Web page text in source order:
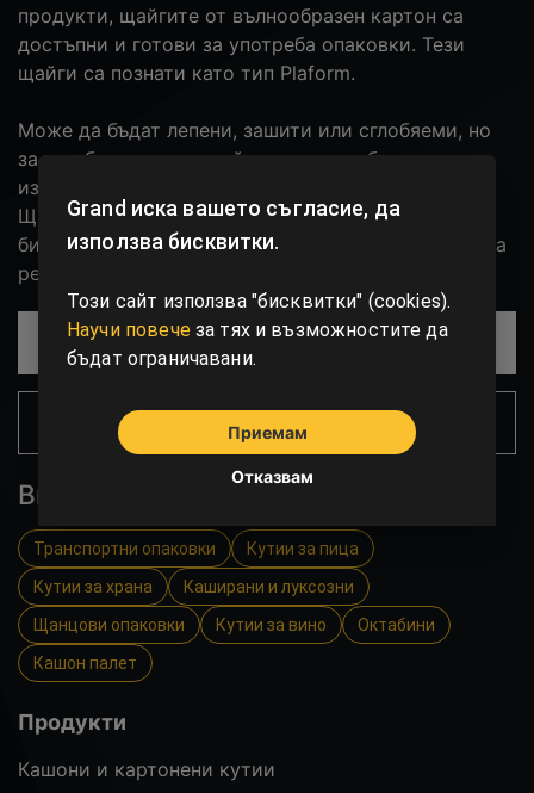
продукти, щайгите от вълнообразен картон са
достъпни и готови за употреба опаковки. Тези
щайги са познати като тип Plaform.
Може да бъдат лепени, зашити или сглобяеми, но
за сглобяването на щайгата не е необходимо
използването на тиксо или друг вид лепене.
Щайгите от велпапе се изработват от 100%
биоразградими, екологично чисти и подходящи за
рециклиране материали.
СВЪРЖИ СЕ С НАС!
ЧЕСТО ЗАДАВАНИ ВЪПРОСИ
Вижте още
Транспортни опаковки
Кутии за пица
Кутии за храна
Каширани и луксозни
Щанцови опаковки
Кутии за вино
Октабини
Кашон палет
Продукти
Кашони и картонени кутии
Grand иска вашето съгласие, да
използва бисквитки.
Този сайт използва "бисквитки" (cookies).
Научи повече за тях и възможностите да
бъдат ограничавани.
Приемам
Отказвам